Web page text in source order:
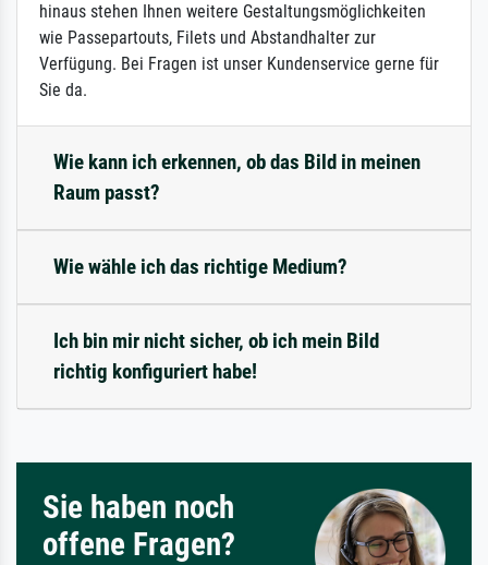
hinaus stehen Ihnen weitere Gestaltungsmöglichkeiten
wie Passepartouts, Filets und Abstandhalter zur
Verfügung. Bei Fragen ist unser Kundenservice gerne für
Sie da.
Wie kann ich erkennen, ob das Bild in meinen
Raum passt?
Wie wähle ich das richtige Medium?
Ich bin mir nicht sicher, ob ich mein Bild
richtig konfiguriert habe!
Sie haben noch
offene Fragen?